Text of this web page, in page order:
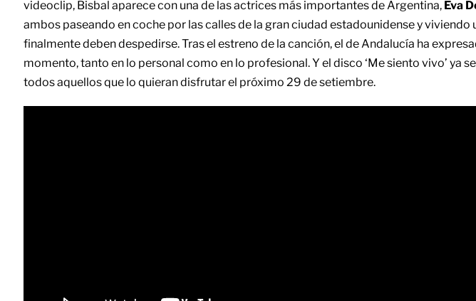
videoclip, Bisbal aparece con una de las actrices más importantes de Argentina, Eva
ambos paseando en coche por las calles de la gran ciudad estadounidense y
finalmente deben despedirse.Tras el estreno de la canción, el de Andalucía ha
momento, tanto en lo personal como en lo profesional. Y el disco ‘Me siento vivo’ ya
todos aquellos que lo quieran disfrutar el próximo 29 de setiembre.